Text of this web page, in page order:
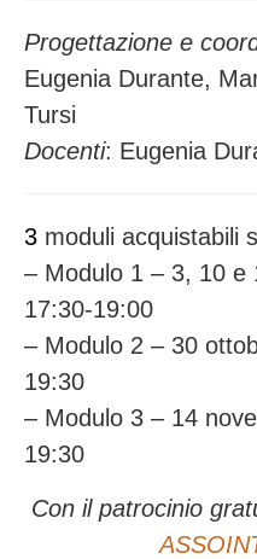
Progettazione e
Eugenia Durante,
Tursi
Docenti: Eugenia
3 moduli acquistabili
– Modulo 1 – 3, 10 e
17:30-19:00
– Modulo 2 – 30
19:30
– Modulo 3 – 14
19:30
Con il patrocinio